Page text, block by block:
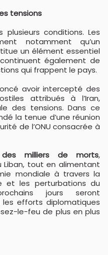
tensions
conditions. Les
notamment qu’un
un élément essentiel
également de
qui frappent le pays.
avoir intercepté des
attribués à l’Iran,
des tensions. Dans ce
la tenue d’une réunion
de l’ONU consacrée à
des milliers de morts,
tout en alimentant
mondiale à travers la
et les perturbations du
jours seront
efforts diplomatiques
le-feu de plus en plus